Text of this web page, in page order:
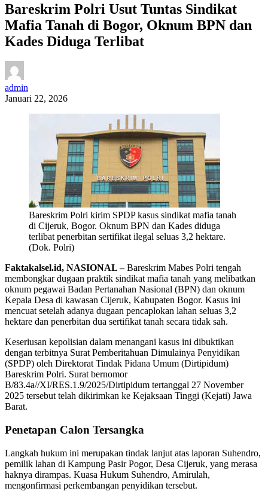
Bareskrim Polri Usut Tuntas Sindikat
Mafia Tanah di Bogor, Oknum BPN dan
Kades Diduga Terlibat
admin
Januari 22, 2026
Bareskrim Polri kirim SPDP kasus sindikat mafia tanah
di Cijeruk, Bogor. Oknum BPN dan Kades diduga
terlibat penerbitan sertifikat ilegal seluas 3,2 hektare.
(Dok. Polri)
Faktakalsel.id, NASIONAL –Bareskrim Mabes Polri tengah
membongkar dugaan praktik sindikat mafia tanah yang melibatkan
oknum pegawai Badan Pertanahan Nasional (BPN) dan oknum
Kepala Desa di kawasan Cijeruk, Kabupaten Bogor. Kasus ini
mencuat setelah adanya dugaan pencaplokan lahan seluas 3,2
hektare dan penerbitan dua sertifikat tanah secara tidak sah.
Keseriusan kepolisian dalam menangani kasus ini dibuktikan
dengan terbitnya Surat Pemberitahuan Dimulainya Penyidikan
(SPDP) oleh Direktorat Tindak Pidana Umum (Dirtipidum)
Bareskrim Polri. Surat bernomor
B/83.4a//XI/RES.1.9/2025/Dirtipidum tertanggal 27 November
2025 tersebut telah dikirimkan ke Kejaksaan Tinggi (Kejati) Jawa
Barat.
Penetapan Calon Tersangka
Langkah hukum ini merupakan tindak lanjut atas laporan Suhendro,
pemilik lahan di Kampung Pasir Pogor, Desa Cijeruk, yang merasa
haknya dirampas. Kuasa Hukum Suhendro, Amirulah,
mengonfirmasi perkembangan penyidikan tersebut.